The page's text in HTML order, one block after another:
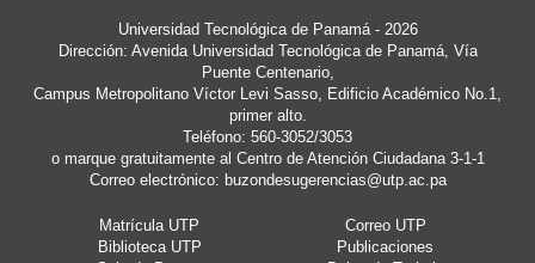
Universidad Tecnológica de Panamá - 2026
Dirección: Avenida Universidad Tecnológica de Panamá, Vía
Puente Centenario,
Campus Metropolitano Víctor Levi Sasso, Edificio Académico No.1,
primer alto.
Teléfono: 560-3052/3053
o marque gratuitamente al Centro de Atención Ciudadana 3-1-1
Correo electrónico: buzondesugerencias@utp.ac.pa
Matrícula UTP
Correo UTP
Biblioteca UTP
Publicaciones